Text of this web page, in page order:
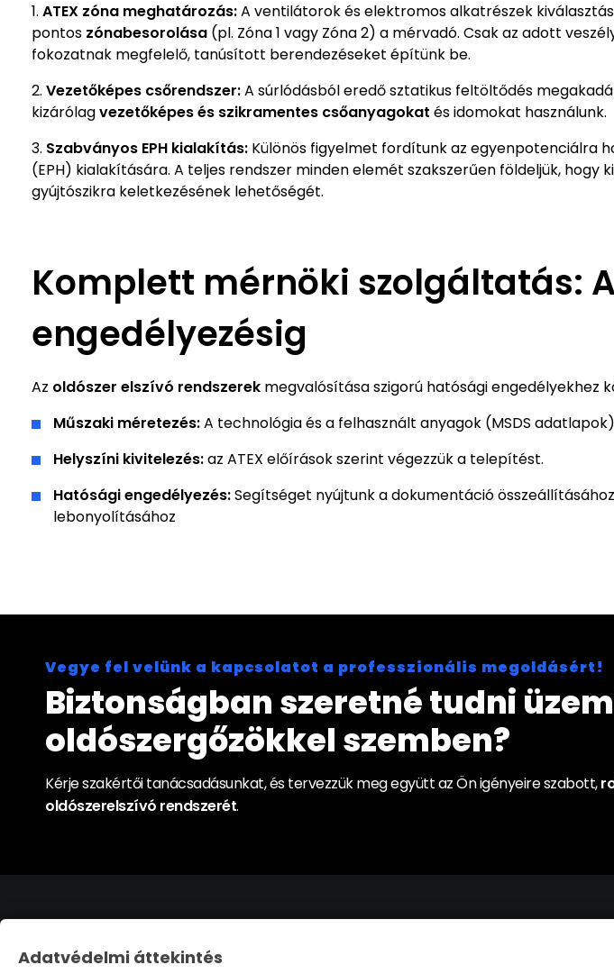
ATEX zóna meghatározás:A ventilátorok és elektromos alkatrészek
pontos zónabesorolása (pl. Zóna 1 vagy Zóna 2) a mérvadó. Csak az adott
fokozatnak megfelelő, tanúsított berendezéseket építünk be.
Vezetőképes csőrendszer:A súrlódásból eredő sztatikus feltöltődés
kizárólagvezetőképes és szikramentes csőanyagokat és idomokat használunk.
Szabványos EPH kialakítás: Különös figyelmet fordítunk az egyenpotenciálra
(EPH) kialakítására. A teljes rendszer minden elemét szakszerűen földeljük, hogy
gyújtószikra keletkezésének lehetőségét.
Komplett mérnöki szolgáltatás:
engedélyezésig
Az oldószer elszívó rendszerek megvalósítása szigorú hatósági engedélyekhez
Műszaki méretezés:A technológia és a felhasznált anyagok (MSDS
Helyszíni kivitelezés:az ATEX előírások szerint végezzük a telepítést.
Hatósági engedélyezés:Segítséget nyújtunk a dokumentáció
lebonyolításához
Vegye fel velünk a kapcsolatot a professzionális megoldásért!
Biztonságban szeretné tudni
oldószergőzökkel szemben?
Kérje szakértői tanácsadásunkat, és tervezzük meg együtt az Ön igényeire szabott,
oldószerelszívó rendszerét.
Adatvédelmi áttekintés